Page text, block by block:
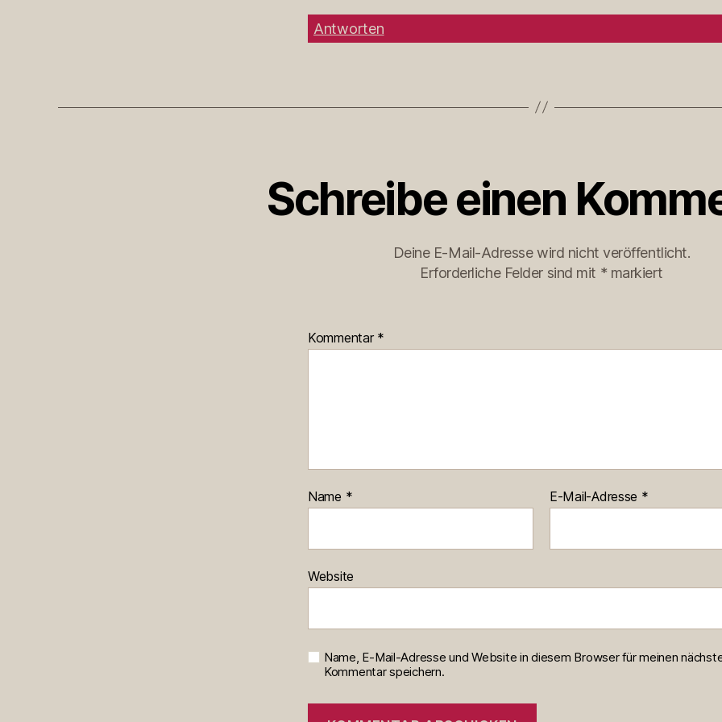
Antworten
Schreibe einen
Deine E-Mail-Adresse wird nicht veröffentlicht.
Erforderliche Felder sind mit * markiert
Kommentar *
Name * E-Mail-Adresse *
Website
Name, E-Mail-Adresse und Website in diesem Browser für meinen
Kommentar speichern.